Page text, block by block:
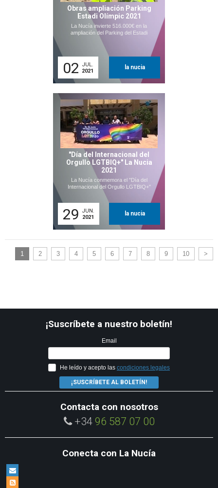
Obras ampliación Parking
Estadi Olímpic 2021
La Nucía invierte 516.000€ en la
ampliación del Parking del Estadi
02
JUL.
2021
la nucia
"Día del Internacional del
Orgullo LGTBIQ+" La Nucia
2021
La Nucía conmemora el "Día del
Internacional del Orgullo LGTBIQ+"
29
JUN.
2021
la nucia
1 2 3 4 5 6 7 8 9 10 >
¡Suscríbete a nuestro boletín!
Email
He leído y acepto las condiciones legales
¡SUSCRÍBETE AL BOLETÍN!
Contacta con nosotros
+34 96 587 07 00
Conecta con La Nucía